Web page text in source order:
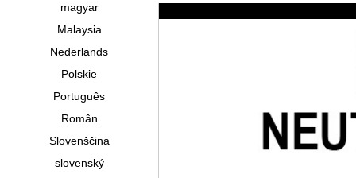
magyar
Malaysia
Nederlands
Polskie
Português
Român
Slovenščina
slovenský